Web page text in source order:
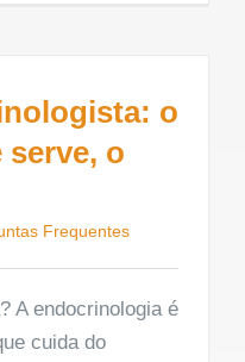
o
serve, o
Frequentes
A endocrinologia é
cuida do